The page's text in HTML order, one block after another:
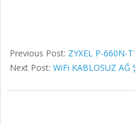
Previous Post: ZYXEL P-660N-
Next Post: WiFi KABLOSUZ AĞ